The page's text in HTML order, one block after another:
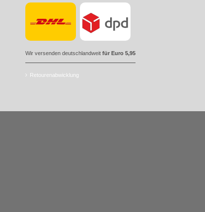
Wir versenden deutschlandweit für Euro 5,95
Retourenabwicklung